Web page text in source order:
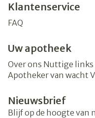
Klantenservice
FAQ
Uw apotheek
Over ons Nuttige links
Apotheker van wacht
Nieuwsbrief
Blijf op de hoogte van